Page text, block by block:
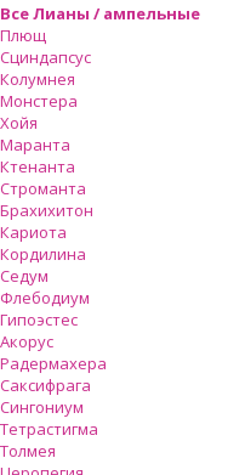
Все Лианы / ампельные
Плющ
Сциндапсус
Колумнея
Монстера
Хойя
Маранта
Ктенанта
Строманта
Брахихитон
Кариота
Кордилина
Седум
Флебодиум
Гипоэстес
Акорус
Радермахера
Саксифрага
Сингониум
Тетрастигма
Толмея